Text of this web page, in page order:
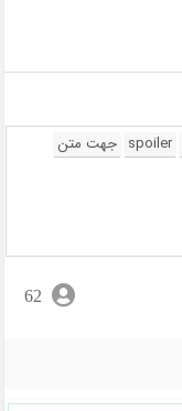
62